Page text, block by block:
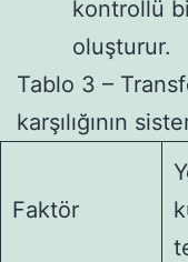
kontrollü
oluşturur.
Tablo 3 –
karşılığının
Faktör